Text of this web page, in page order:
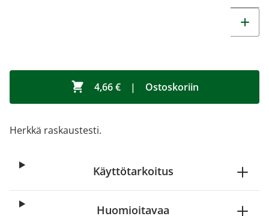
4,66 € | Ostoskoriin
Herkkä raskaustesti.
Käyttötarkoitus
Huomioitavaa